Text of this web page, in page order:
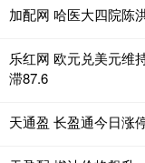
加配网 哈医大四院陈
乐红网 欧元兑美元维
滞87.6
天通盈 长盈通今日涨